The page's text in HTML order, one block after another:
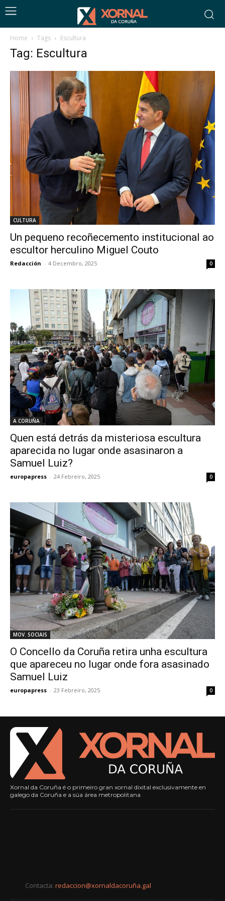
Home Tags Escultura
Tag: Escultura
CULTURA
Un pequeno recoñecemento institucional ao
escultor herculino Miguel Couto
Redacción - 4 Decembro, 2025 0
A CORUÑA
Quen está detrás da misteriosa escultura
aparecida no lugar onde asasinaron a
Samuel Luiz?
europapress - 24 Febreiro, 2025 0
MOV. SOCIAIS
O Concello da Coruña retira unha escultura
que apareceu no lugar onde fora asasinado
Samuel Luiz
europapress - 23 Febreiro, 2025 0
Xornal da Coruña é o primeiro gran xornal dixital exclusivamente en
galego da Coruña e a súa área metropolitana
Contacta: redaccion@xornaldacoruña.gal